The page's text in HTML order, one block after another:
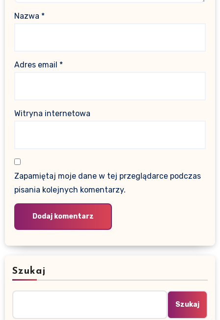
Nazwa *
Adres email *
Witryna internetowa
Zapamiętaj moje dane w tej przeglądarce podczas
pisania kolejnych komentarzy.
Szukaj
Szukaj